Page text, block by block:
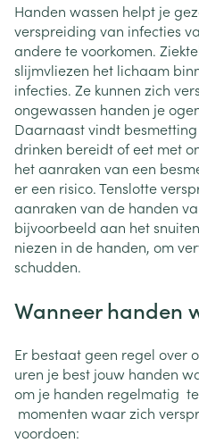
Handen wassen helpt je
verspreiding van infecties
andere te voorkomen.
slijmvliezen het lichaam
infecties. Ze kunnen zich
ongewassen handen je
Daarnaast vindt
drinken bereidt of eet met
het aanraken van een
er een risico. Tenslotte
aanraken van de handen
bijvoorbeeld aan het
niezen in de handen, om
schudden.
Wanneer handen
Er bestaat geen regel over
uren je best jouw handen
om je handen regelmatig
momenten waar zich
voordoen: